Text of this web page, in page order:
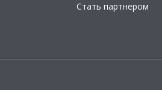
Стать партнером